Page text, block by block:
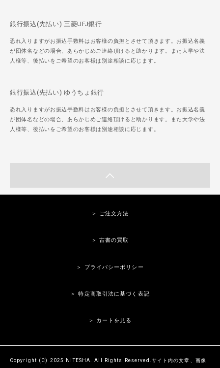
銀行振込(先払い) 三菱UFJ銀行
恐れ入りますがお振込手数料はお客様の負担とさせて頂きます。お振込名義
が団体名などの場合、あらかじめご連絡頂けると助かります。また大学や法
人様等、後払いをご希望のお客様は別途相談に応じます。
銀行振込(先払い) ゆうちょ銀行
恐れ入りますがお振込手数料はお客様の負担とさせて頂きます。お振込名義
が団体名などの場合、あらかじめご連絡頂けると助かります。また大学や法
人様等、後払いをご希望のお客様は別途相談に応じます。
＞ ご注文方法
＞ 古書の買取
＞ プライバシーポリシー
＞ 特定商取引法に基づく表記
＞ カートを見る
Copyright (C) 2025 NITESHA. All Rights Reserved.サイト内の文章、画像